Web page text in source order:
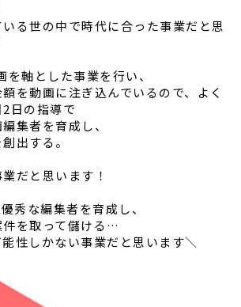
る世の中で時代に合った事業だと思
軸とした事業を行い、
を動画に注ぎ込んでいるので、よく
日の指導で
集者を育成し、
出する。
だと思います！
秀な編集者を育成し、
を取って儲ける…
性しかない事業だと思います＼